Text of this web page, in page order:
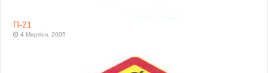
Π-21
4 Μαρτίου, 2005